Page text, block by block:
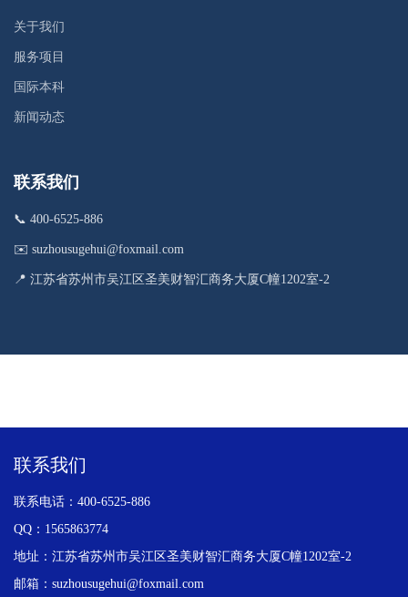
关于我们
服务项目
国际本科
新闻动态
联系我们
📞 400-6525-886
✉️ suzhousugehui@foxmail.com
📍 江苏省苏州市吴江区圣美财智汇商务大厦C幢1202室-2
联系我们
联系电话：400-6525-886
QQ：1565863774
地址：江苏省苏州市吴江区圣美财智汇商务大厦C幢1202室-2
邮箱：suzhousugehui@foxmail.com